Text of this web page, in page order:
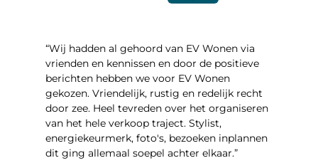
“Wij hadden al gehoord van EV Wonen via
vrienden en kennissen en door de positieve
berichten hebben we voor EV Wonen
gekozen. Vriendelijk, rustig en redelijk recht
door zee. Heel tevreden over het organiseren
van het hele verkoop traject. Stylist,
energiekeurmerk, foto's, bezoeken inplannen
dit ging allemaal soepel achter elkaar.”